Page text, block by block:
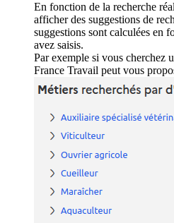
En fonction de la recherche
afficher des suggestions de
suggestions sont calculées en
avez saisis.
Par exemple si vous cherchez
France Travail peut vous